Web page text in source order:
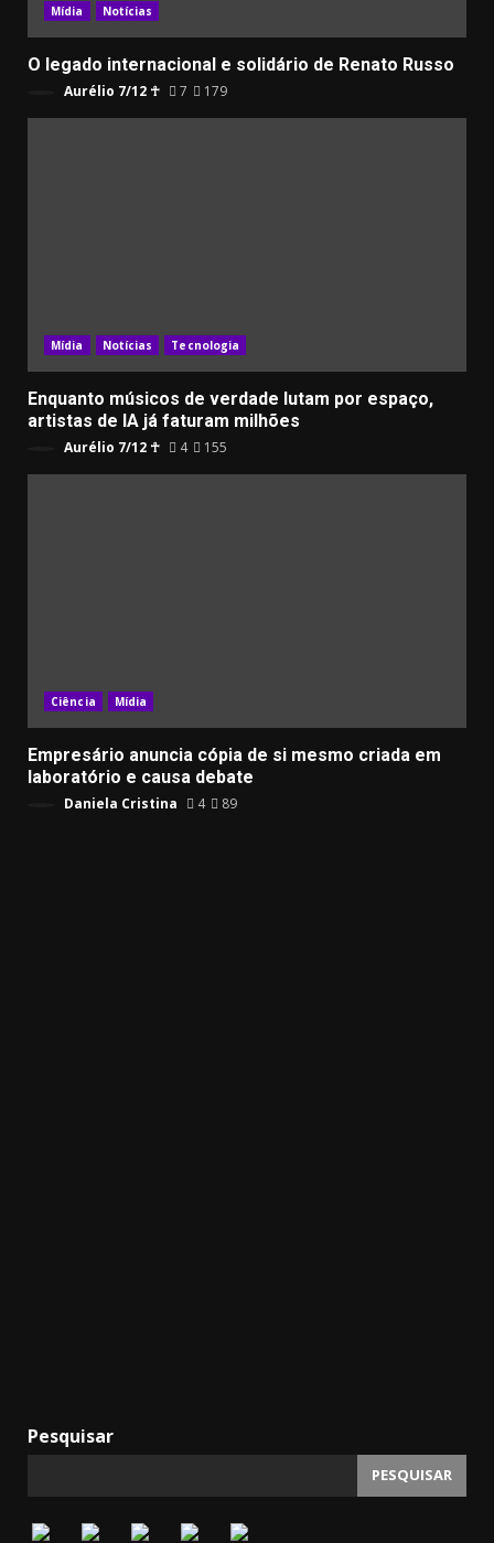
Mídia Notícias
O legado internacional e solidário de Renato Russo
Aurélio 7/12 ☥ 7 179
Mídia Notícias Tecnologia
Enquanto músicos de verdade lutam por espaço,
artistas de IA já faturam milhões
Aurélio 7/12 ☥ 4 155
Ciência Mídia
Empresário anuncia cópia de si mesmo criada em
laboratório e causa debate
Daniela Cristina 4 89
Pesquisar
PESQUISAR